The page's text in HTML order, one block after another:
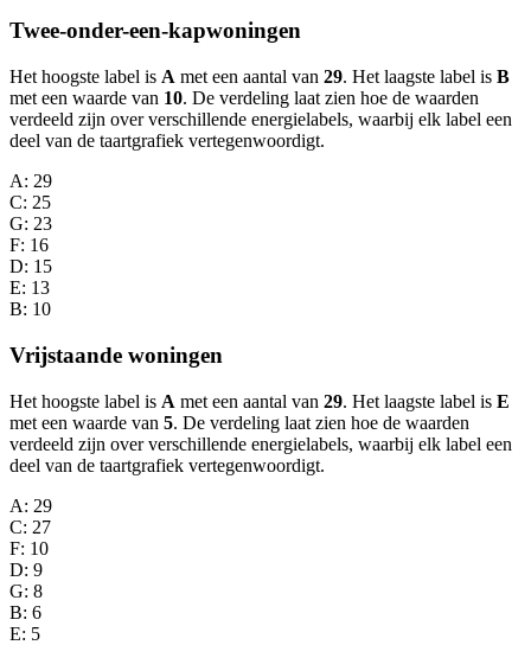
Twee-onder-een-kapwoningen
Het hoogste label is A met een aantal van 29. Het laagste label is B
met een waarde van 10. De verdeling laat zien hoe de waarden
verdeeld zijn over verschillende energielabels, waarbij elk label een
deel van de taartgrafiek vertegenwoordigt.
A: 29
C: 25
G: 23
F: 16
D: 15
E: 13
B: 10
Vrijstaande woningen
Het hoogste label is A met een aantal van 29. Het laagste label is E
met een waarde van 5. De verdeling laat zien hoe de waarden
verdeeld zijn over verschillende energielabels, waarbij elk label een
deel van de taartgrafiek vertegenwoordigt.
A: 29
C: 27
F: 10
D: 9
G: 8
B: 6
E: 5